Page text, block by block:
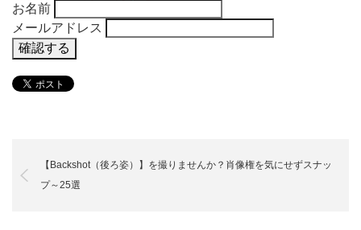
お名前
メールアドレス
【Backshot（後ろ姿）】を撮りませんか？肖像権を気にせずスナッ
プ～25選